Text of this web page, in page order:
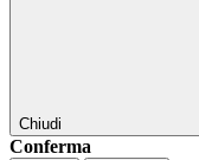
Chiudi
Conferma